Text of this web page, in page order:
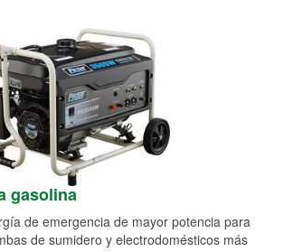
gasolina
de emergencia de mayor potencia para
de sumidero y electrodomésticos más